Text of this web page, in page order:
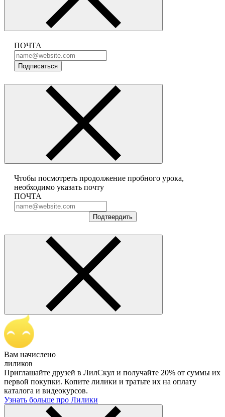
ПОЧТА
Подписаться
Чтобы посмотреть продолжение пробного урока,
необходимо указать почту
ПОЧТА
Подтвердить
Вам начислено
лиликов
Приглашайте друзей в ЛилСкул и получайте 20% от суммы их
первой покупки. Копите лилики и тратьте их на оплату
каталога и видеокурсов.
Узнать больше про Лилики